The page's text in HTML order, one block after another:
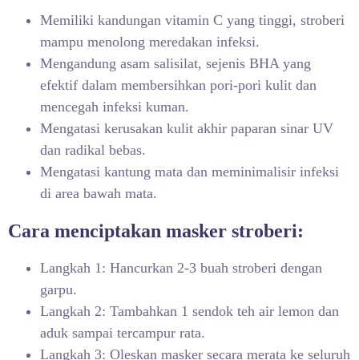
Memiliki kandungan vitamin C yang tinggi, stroberi
mampu menolong meredakan infeksi.
Mengandung asam salisilat, sejenis BHA yang
efektif dalam membersihkan pori-pori kulit dan
mencegah infeksi kuman.
Mengatasi kerusakan kulit akhir paparan sinar UV
dan radikal bebas.
Mengatasi kantung mata dan meminimalisir infeksi
di area bawah mata.
Cara menciptakan masker stroberi:
Langkah 1: Hancurkan 2-3 buah stroberi dengan
garpu.
Langkah 2: Tambahkan 1 sendok teh air lemon dan
aduk sampai tercampur rata.
Langkah 3: Oleskan masker secara merata ke seluruh